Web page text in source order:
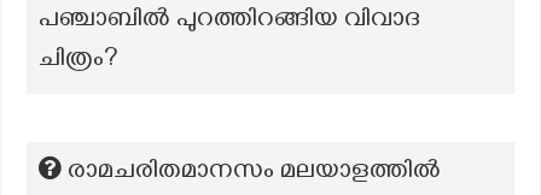
പഞ്ചാബിൽ പുറത്തിറങ്ങിയ വിവാദ
ചിത്രം?
രാമചരിതമാനസം മലയാളത്തിൽ